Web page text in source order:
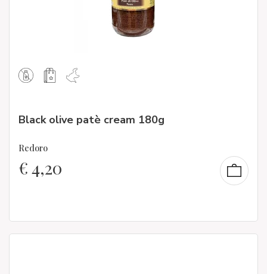
Black olive patè cream 180g
Redoro
€4,20